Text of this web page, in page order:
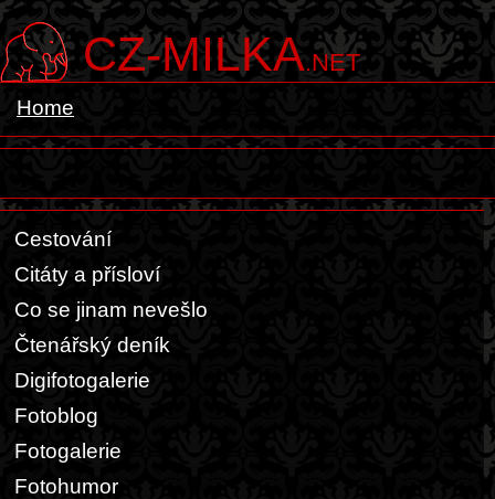
CZ-MILKA.NET
Home
Cestování
Citáty a přísloví
Co se jinam nevešlo
Čtenářský deník
Digifotogalerie
Fotoblog
Fotogalerie
Fotohumor